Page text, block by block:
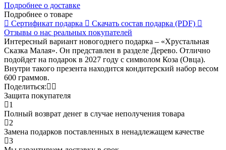
Подробнее о доставке
Подробнее о товаре
Сертификат подарка Скачать состав подарка (PDF)
Отзывы о нас реальных покупателей
Интересный вариант новогоднего подарка – «Хрустальная
Сказка Малая». Он представлен в разделе Дерево. Отлично
подойдет на подарок в 2027 году с символом Коза (Овца).
Внутри такого презента находится кондитерский набор весом
600 граммов.
Поделиться:
Защита покупателя
1
Полный возврат денег в случае неполучения товара
2
Замена подарков поставленных в ненадлежащем качестве
3